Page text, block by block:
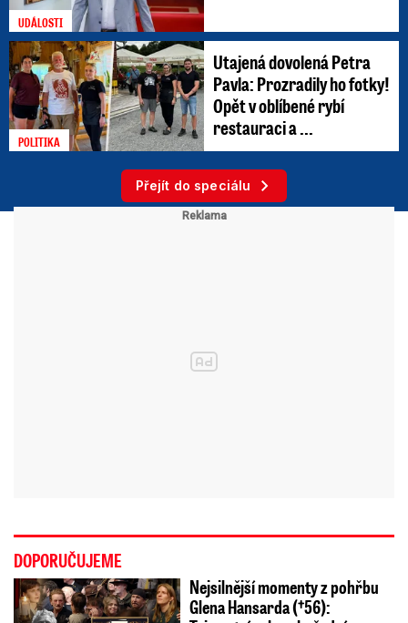
UDÁLOSTI
POLITIKA
Utajená dovolená Petra
Pavla: Prozradily ho fotky!
Opět v oblíbené rybí
restauraci a ...
Přejít do speciálu
DOPORUČUJEME
Nejsilnější momenty z pohřbu
Glena Hansarda (†56):